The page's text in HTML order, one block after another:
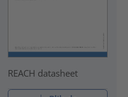
REACH datasheet